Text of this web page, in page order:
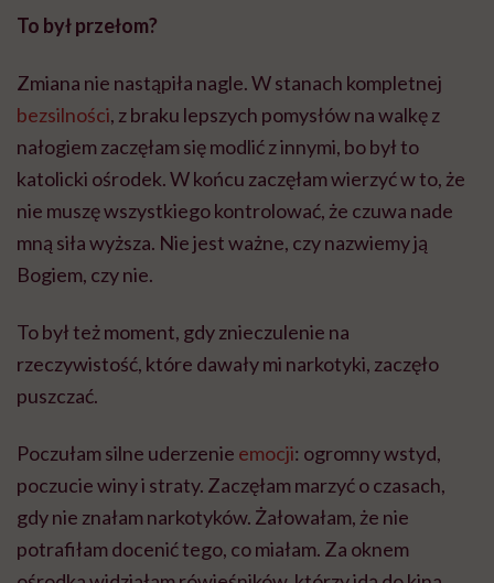
To był przełom?
Zmiana nie nastąpiła nagle. W stanach kompletnej
bezsilności, z braku lepszych pomysłów na walkę z
nałogiem zaczęłam się modlić z innymi, bo był to
katolicki ośrodek. W końcu zaczęłam wierzyć w to, że
nie muszę wszystkiego kontrolować, że czuwa nade
mną siła wyższa. Nie jest ważne, czy nazwiemy ją
Bogiem, czy nie.
To był też moment, gdy znieczulenie na
rzeczywistość, które dawały mi narkotyki, zaczęło
puszczać.
Poczułam silne uderzenie emocji: ogromny wstyd,
poczucie winy i straty. Zaczęłam marzyć o czasach,
gdy nie znałam narkotyków. Żałowałam, że nie
potrafiłam docenić tego, co miałam. Za oknem